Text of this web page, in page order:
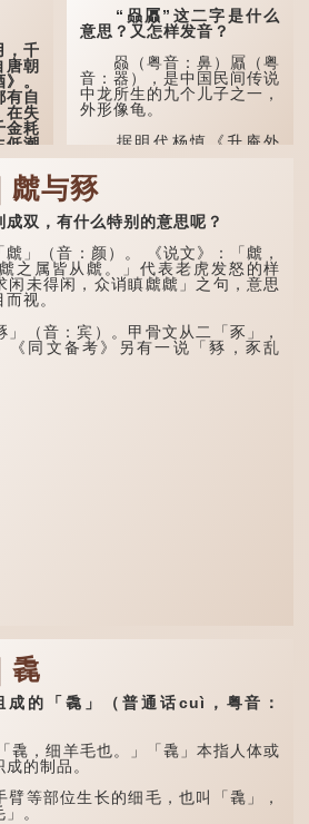
千
唐朝
。
有自
在失
金耗
低潮
意
月。
散尽
是
必然
金散
是
被唐
期
“赑屭”这二字是什么
意思？又怎样发音？
赑（粤音：鼻）屭（粤
音：器），是中国民间传说
中龙所生的九个儿子之一，
外形像龟。
据明代杨慎《升庵外
排列为：赑屭、螭吻、蒲
牢、狴犴、饕餮、蚣蝮、睚
眦、狻猊、椒图（此为其中
一种说法）。
龙九子外形与能力各有
不同，其中，赑屭原形像
龟，因为能负重，多作为碑
座，有“碑下...
虤与豩
双，有什么特别的意思呢？
（音：颜）。 《说文》：「虤，
之属皆从虤。」代表老虎发怒的样
闲未得闲，众诮瞋虤虤」之句，意思
视。
（音：宾）。甲骨文从二「豕」，
《同文备考》另有一说「豩，豕乱
毳
的「毳」（普通话cuì，粤音：
，细羊毛也。」「毳」本指人体或
的制品。
等部位生长的细毛，也叫「毳」，
。